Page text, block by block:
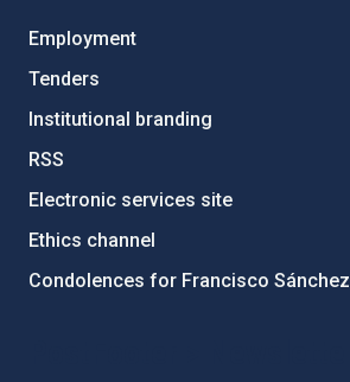
Employment
Tenders
Institutional branding
RSS
Electronic services site
Ethics channel
Condolences for Francisco Sánchez